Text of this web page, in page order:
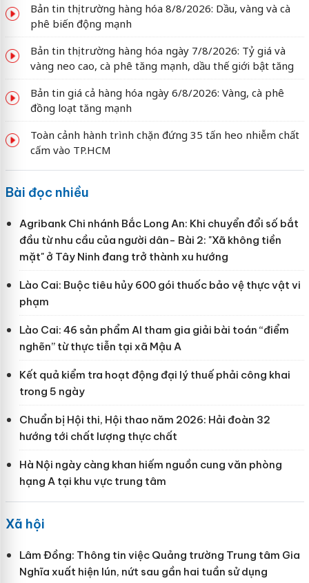
Bản tin thị trường hàng hóa 8/8/2026: Dầu, vàng và cà
phê biến động mạnh
Bản tin thị trường hàng hóa ngày 7/8/2026: Tỷ giá và
vàng neo cao, cà phê tăng mạnh, dầu thế giới bật tăng
Bản tin giá cả hàng hóa ngày 6/8/2026: Vàng, cà phê
đồng loạt tăng mạnh
Toàn cảnh hành trình chặn đứng 35 tấn heo nhiễm chất
cấm vào TP.HCM
Bài đọc nhiều
Agribank Chi nhánh Bắc Long An: Khi chuyển đổi số bắt
đầu từ nhu cầu của người dân- Bài 2: "Xã không tiền
mặt" ở Tây Ninh đang trở thành xu hướng
Lào Cai: Buộc tiêu hủy 600 gói thuốc bảo vệ thực vật vi
phạm
Lào Cai: 46 sản phẩm AI tham gia giải bài toán “điểm
nghẽn” từ thực tiễn tại xã Mậu A
Kết quả kiểm tra hoạt động đại lý thuế phải công khai
trong 5 ngày
Chuẩn bị Hội thi, Hội thao năm 2026: Hải đoàn 32
hướng tới chất lượng thực chất
Hà Nội ngày càng khan hiếm nguồn cung văn phòng
hạng A tại khu vực trung tâm
Xã hội
Lâm Đồng: Thông tin việc Quảng trường Trung tâm Gia
Nghĩa xuất hiện lún, nứt sau gần hai tuần sử dụng